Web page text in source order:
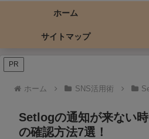
ホーム
サイトマップ
PR
ホーム SNS活用術
Setlogの通知が来ない
の確認方法7選！